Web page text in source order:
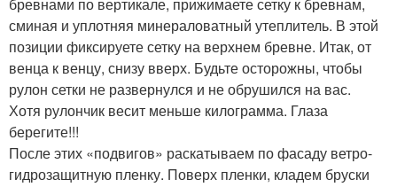
сминая и уплотняя минераловатный утеплитель. В этой
позиции фиксируете сетку на верхнем бревне. Итак, от
венца к венцу, снизу вверх. Будьте осторожны, чтобы
рулон сетки не развернулся и не обрушился на вас.
Хотя рулончик весит меньше килограмма. Глаза
берегите!!!
После этих «подвигов» раскатываем по фасаду ветро-
гидрозащитную пленку. Поверх пленки, кладем бруски